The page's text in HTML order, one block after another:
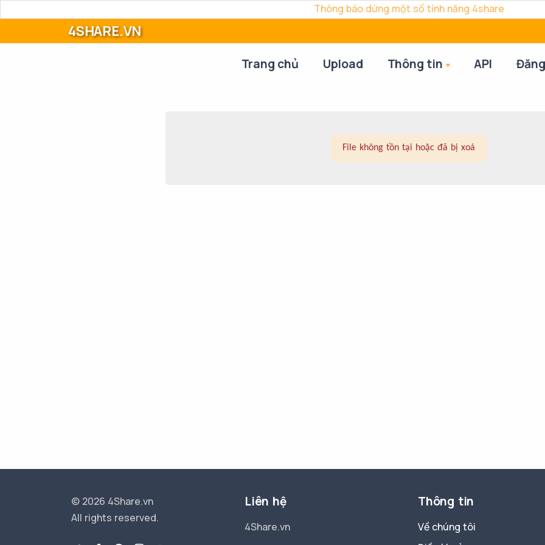
Thông báo dừng một số tính năng 4share
4SHARE.VN
Trang chủ Upload Thông tin API
File không tồn tại hoặc đã bị xoá
© 2026 4Share.vn
All rights reserved.
Liên hệ
4Share.vn
Thông tin
Về chúng tôi